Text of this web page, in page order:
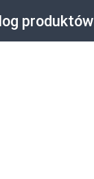
produktów